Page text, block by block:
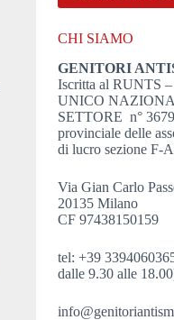
CHI SIAMO
GENITORI
Iscritta al RUNTS
UNICO
SETTORE n°
provinciale delle
di lucro sezione F-
Via Gian Carlo
20135 Milano
CF 97438150159
tel: +39
dalle 9.30 alle